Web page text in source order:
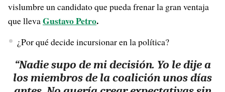
vislumbre un candidato que pueda frenar la gran ventaja
que llevaGustavo Petro.
¿Por qué decide incursionar en la política?
“Nadie supo de mi decisión. Yo le dije a
los miembros de la coalición unos días